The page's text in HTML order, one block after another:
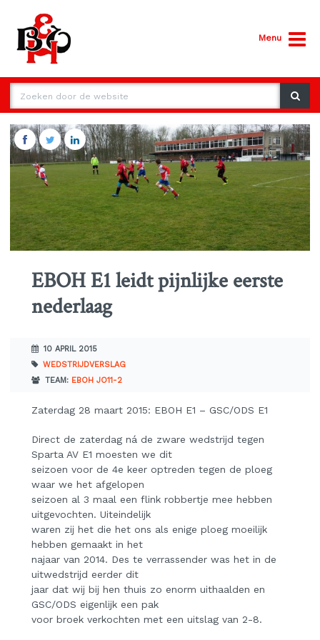
Menu
EBOH E1 leidt pijnlijke eerste
nederlaag
10 APRIL 2015
WEDSTRIJDVERSLAG
TEAM: EBOH JO11-2
Zaterdag 28 maart 2015: EBOH E1 – GSC/ODS E1
Direct de zaterdag ná de zware wedstrijd tegen
Sparta AV E1 moesten we dit
seizoen voor de 4e keer optreden tegen de ploeg
waar we het afgelopen
seizoen al 3 maal een flink robbertje mee hebben
uitgevochten. Uiteindelijk
waren zij het die het ons als enige ploeg moeilijk
hebben gemaakt in het
najaar van 2014. Des te verrassender was het in de
uitwedstrijd eerder dit
jaar dat wij bij hen thuis zo enorm uithaalden en
GSC/ODS eigenlijk een pak
voor broek verkochten met een uitslag van 2-8.